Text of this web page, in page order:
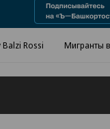
Rossi Мигранты